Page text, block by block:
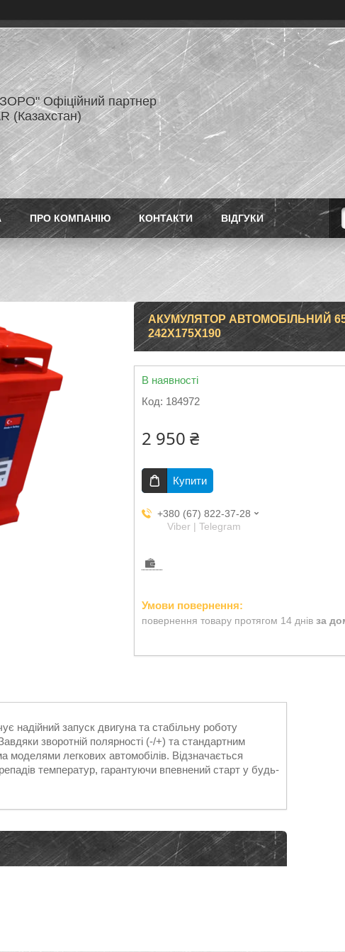
Офіційний партнер
(Казахстан)
ПРО КОМПАНІЮ КОНТАКТИ ВІДГУКИ
АКУМУЛЯТОР АВТОМОБІЛЬНИЙ 65
242X175X190
В наявності
Код: 184972
2 950 ₴
Купити
+380 (67) 822-37-28
Viber | Telegram
повернення товару протягом 14 днів за
надійний запуск двигуна та стабільну роботу
зворотній полярності (-/+) та стандартним
моделями легкових автомобілів. Відзначається
температур, гарантуючи впевнений старт у будь-